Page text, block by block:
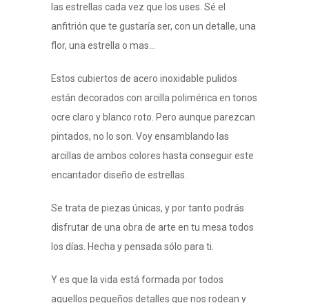
las estrellas cada vez que los uses. Sé el
anfitrión que te gustaría ser, con un detalle, una
flor, una estrella o mas…
Estos cubiertos de acero inoxidable pulidos
están decorados con arcilla polimérica en tonos
ocre claro y blanco roto. Pero aunque parezcan
pintados, no lo son. Voy ensamblando las
arcillas de ambos colores hasta conseguir este
encantador diseño de estrellas.
Se trata de piezas únicas, y por tanto podrás
disfrutar de una obra de arte en tu mesa todos
los días. Hecha y pensada sólo para ti.
Y es que la vida está formada por todos
aquellos pequeños detalles que nos rodean y